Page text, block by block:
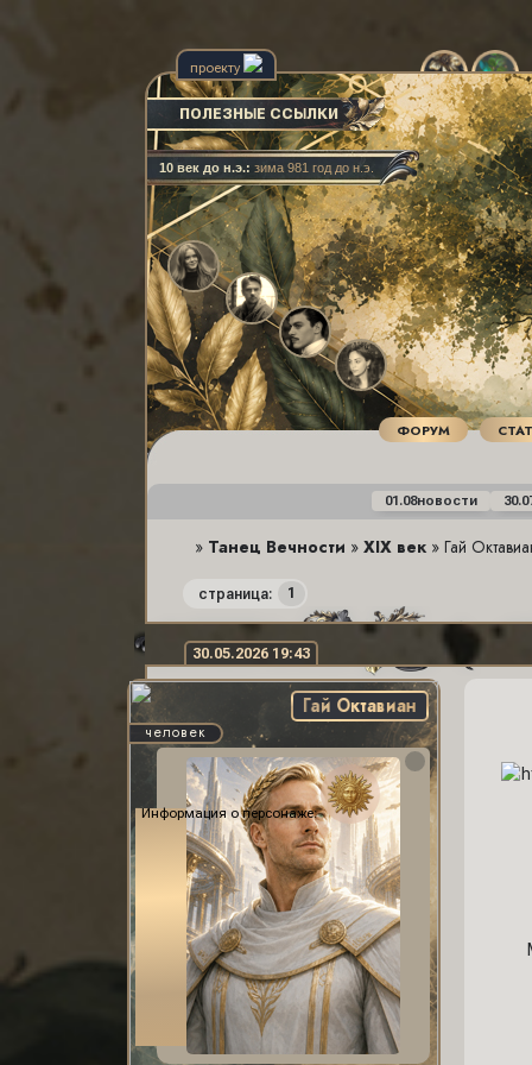
01.08новости
ПОЛЕЗНЫЕ ССЫЛКИ
10 век до н.э.: зима 981 год до н.э.
проекту
ФОРУМ
» Танец Вечности » XIX век » Гай
страница: 1
30.05.2026 19:43
Гай Октавиан
человек
Информация о персонаже: